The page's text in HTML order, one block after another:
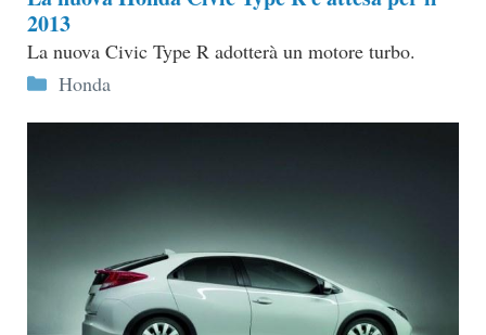
2013
La nuova Civic Type R adotterà un motore turbo.
Categorie
Honda